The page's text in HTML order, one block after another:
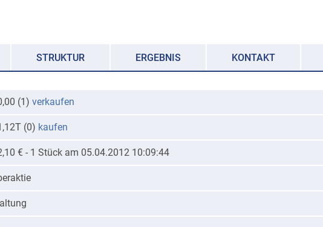
STRUKTUR ERGEBNIS KONTAKT
(1) verkaufen
(0) kaufen
€ - 1 Stück am 05.04.2012 10:09:44